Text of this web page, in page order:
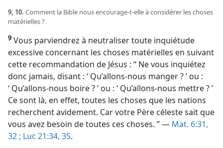
9, 10. Comment la Bible nous encourage-​t-​elle à considérer les choses
matérielles ?
9 Vous parviendrez à neutraliser toute inquiétude
excessive concernant les choses matérielles en suivant
cette recommandation de Jésus : “ Ne vous inquiétez
donc jamais, disant : ‘ Qu’allons-​nous manger ? ’ ou :
‘ Qu’allons-​nous boire ? ’ ou : ‘ Qu’allons-​nous mettre ? ’
Ce sont là, en effet, toutes les choses que les nations
recherchent avidement. Car votre Père céleste sait que
vous avez besoin de toutes ces choses. ” — Mat. 6:31,
32 ; Luc 21:34, 35.